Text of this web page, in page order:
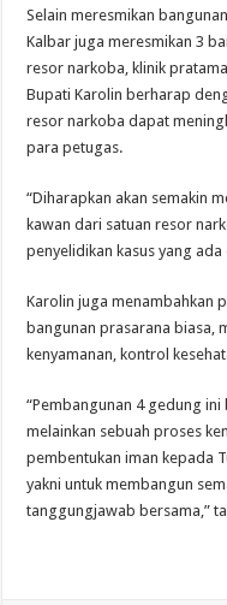
Selain meresmikan
Kalbar juga meresmikan 3
resor narkoba, klinik
Bupati Karolin berharap
resor narkoba dapat
para petugas.
“Diharapkan akan semakin
kawan dari satuan resor
penyelidikan kasus yang
Karolin juga menambahkan
bangunan prasarana biasa,
kenyamanan, kontrol
“Pembangunan 4 gedung
melainkan sebuah proses
pembentukan iman kepada
yakni untuk membangun
tanggungjawab bersama,”